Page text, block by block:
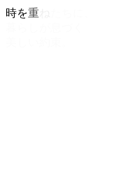
時を重